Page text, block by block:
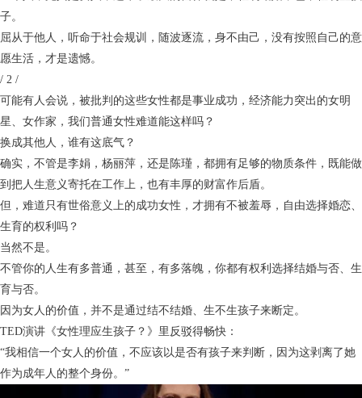
子。
屈从于他人，听命于社会规训，随波逐流，身不由己，没有按照自己的意
愿生活，才是遗憾。
/ 2 /
可能有人会说，被批判的这些女性都是事业成功，经济能力突出的女明
星、女作家，我们普通女性难道能这样吗？
换成其他人，谁有这底气？
确实，不管是李娟，杨丽萍，还是陈瑾，都拥有足够的物质条件，既能做
到把人生意义寄托在工作上，也有丰厚的财富作后盾。
但，难道只有世俗意义上的成功女性，才拥有不被羞辱，自由选择婚恋、
生育的权利吗？
当然不是。
不管你的人生有多普通，甚至，有多落魄，你都有权利选择结婚与否、生
育与否。
因为女人的价值，并不是通过结不结婚、生不生孩子来断定。
TED演讲《女性理应生孩子？》里反驳得畅快：
“我相信一个女人的价值，不应该以是否有孩子来判断，因为这剥离了她
作为成年人的整个身份。”